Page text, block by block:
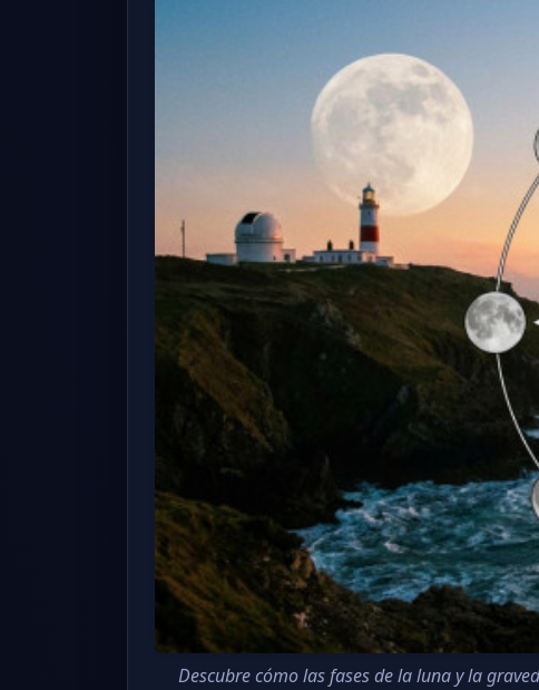
Descubre cómo las fases de la luna y la